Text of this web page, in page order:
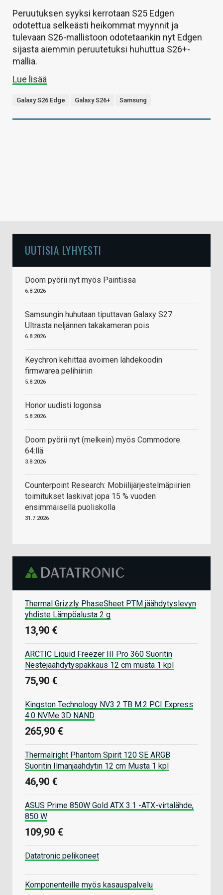
Peruutuksen syyksi kerrotaan S25 Edgen
odotettua selkeästi heikommat myynnit ja
tulevaan S26-mallistoon odotetaankin nyt Edgen
sijasta aiemmin peruutetuksi huhuttua S26+-
mallia.
Lue lisää
Galaxy S26 Edge Galaxy S26+ Samsung
UUTISIA LYHYESTI
Doom pyörii nyt myös Paintissa
6.8.2026
Samsungin huhutaan tiputtavan Galaxy S27
Ultrasta neljännen takakameran pois
6.8.2026
Keychron kehittää avoimen lähdekoodin
firmwarea pelihiiriin
5.8.2026
Honor uudisti logonsa
5.8.2026
Doom pyörii nyt (melkein) myös Commodore
64:llä
3.8.2026
Counterpoint Research: Mobiilijärjestelmäpiirien
toimitukset laskivat jopa 15 % vuoden
ensimmäisellä puoliskolla
31.7.2026
Thermal Grizzly PhaseSheet PTM jäähdytyslevyn
yhdiste Lämpöalusta 2 g
13,90 €
ARCTIC Liquid Freezer III Pro 360 Suoritin
Nestejäähdytyspakkaus 12 cm musta 1 kpl
75,90 €
Kingston Technology NV3 2 TB M.2 PCI Express
4.0 NVMe 3D NAND
265,90 €
Thermalright Phantom Spirit 120 SE ARGB
Suoritin Ilmanjäähdytin 12 cm Musta 1 kpl
46,90 €
ASUS Prime 850W Gold ATX 3.1 -ATX-virtalähde,
850 W
109,90 €
Datatronic pelikoneet
Komponenteille myös kasauspalvelu